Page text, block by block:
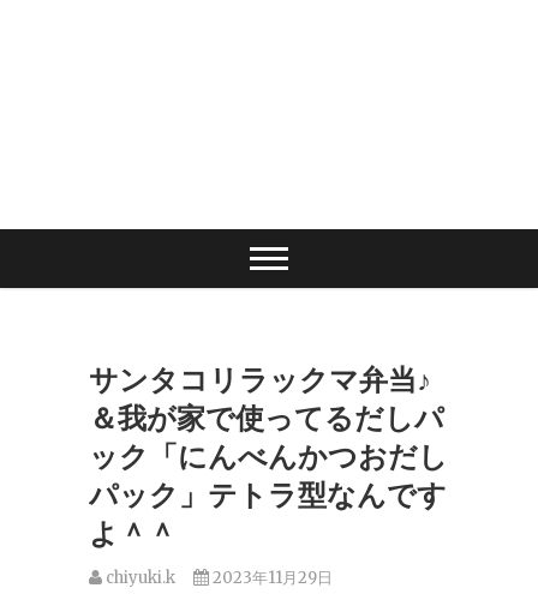
サンタコリラックマ弁当♪
＆我が家で使ってるだしパ
ック「にんべんかつおだし
パック」テトラ型なんです
よ＾＾
chiyuki.k 2023年11月29日